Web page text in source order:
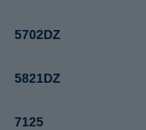
5702DZ
5821DZ
7125